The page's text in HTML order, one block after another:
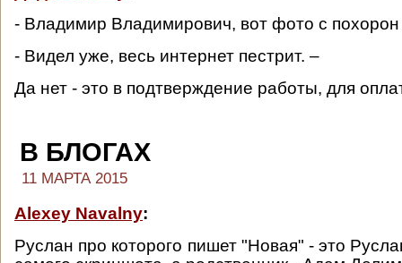
- Владимир Владимирович, вот фото с
- Видел уже, весь интернет пестрит. –
Да нет - это в подтверждение работы, для
В БЛОГАХ
11 МАРТА 2015
Alexey Navalny:
Руслан про которого пишет "Новая" - это